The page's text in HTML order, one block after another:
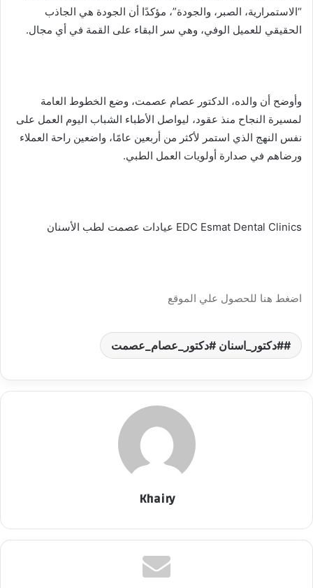
“الاستمرارية، الصبر، والجودة”، مؤكدًا أن الجودة هي الجاذب
الحقيقي للعميل الوفي، وهي سر البقاء على القمة في أي مجال.
وأوضح أن والده، الدكتور عصام عصمت، وضع الخطوط العامة
لمسيرة النجاح منذ عقود، ليواصل الأطباء الشباب اليوم العمل على
نفس النهج الذي استمر لأكثر من أربعين عامًا، واضعين راحة العملاء
ورضاهم في صدارة أولويات العمل الطبي.
EDC Esmat Dental Clinics عيادات عصمت لطب الأسنان
اضغط هنا للحصول علي الموقع
#دكتور_اسنان #دكتور_عصام_عصمت
Khairy